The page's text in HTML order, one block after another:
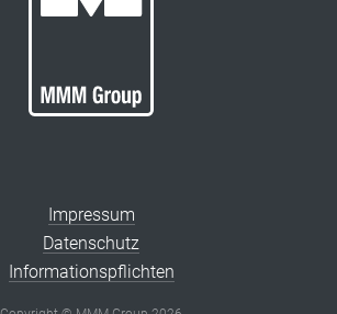
Impressum
Datenschutz
Informationspflichten